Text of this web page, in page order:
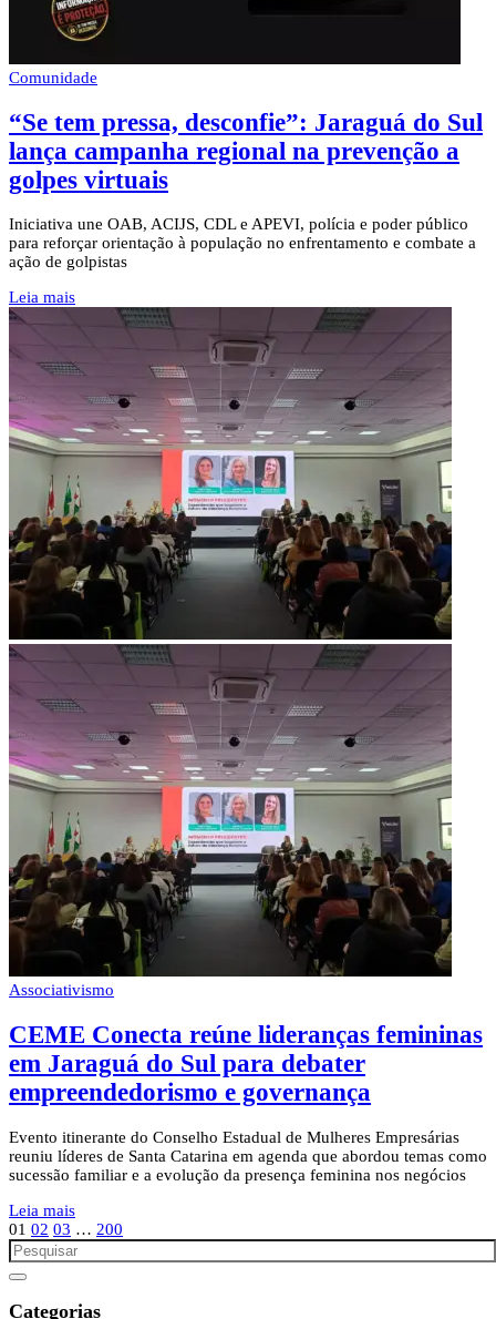
Comunidade
“Se tem pressa, desconfie”: Jaraguá do Sul
lança campanha regional na prevenção a
golpes virtuais
Iniciativa une OAB, ACIJS, CDL e APEVI, polícia e poder público
para reforçar orientação à população no enfrentamento e combate a
ação de golpistas
Leia mais
Associativismo
CEME Conecta reúne lideranças femininas
em Jaraguá do Sul para debater
empreendedorismo e governança
Evento itinerante do Conselho Estadual de Mulheres Empresárias
reuniu líderes de Santa Catarina em agenda que abordou temas como
sucessão familiar e a evolução da presença feminina nos negócios
Leia mais
01 02 03 … 200
Categorias